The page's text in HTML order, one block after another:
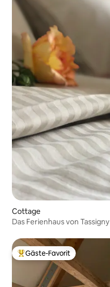
Cottage
Das Ferienhaus von Tassigny
Beliebter Gäste-Favorit.
Gäste-Favorit